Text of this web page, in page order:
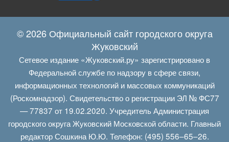
© 2026 Официальный сайт городского округа
Жуковский
Сетевое издание «Жуковский.ру» зарегистрировано в
Федеральной службе по надзору в сфере связи,
информационных технологий и массовых коммуникаций
(Роскомнадзор). Свидетельство о регистрации ЭЛ № ФС77
— 77837 от 19.02.2020. Учредитель Администрация
городского округа Жуковский Московской области. Главный
редактор Сошкина Ю.Ю. Телефон: (495) 556–65–26.